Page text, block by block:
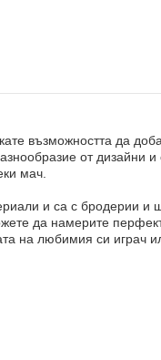
възможността да
от дизайни и
мач.
и са с бродерии и
да намерите
на любимия си играч